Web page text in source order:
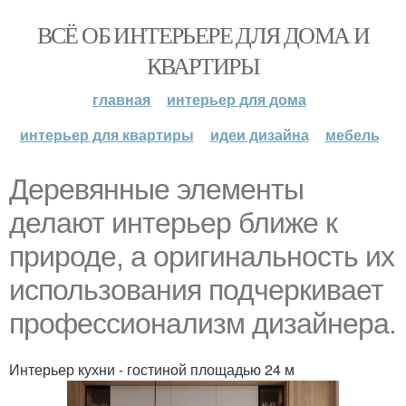
ВСЁ ОБ ИНТЕРЬЕРЕ ДЛЯ ДОМА И
КВАРТИРЫ
главная
интерьер для дома
интерьер для квартиры
идеи дизайна мебель
Деревянные элементы
делают интерьер ближе к
природе, а оригинальность их
использования подчеркивает
профессионализм дизайнера.
Интерьер кухни - гостиной площадью 24 м